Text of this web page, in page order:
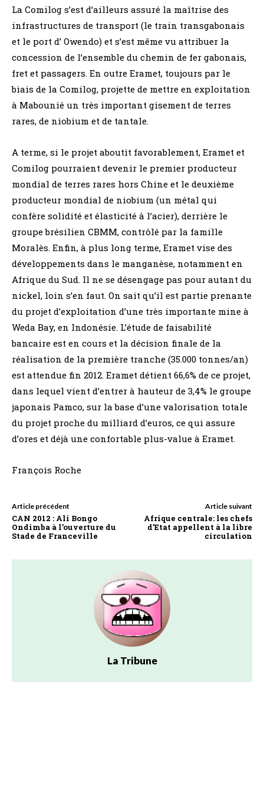
La Comilog s’est d’ailleurs assuré la maîtrise des
infrastructures de transport (le train transgabonais
et le port d’ Owendo) et s’est même vu attribuer la
concession de l’ensemble du chemin de fer gabonais,
fret et passagers. En outre Eramet, toujours par le
biais de la Comilog, projette de mettre en exploitation
à Mabounié un très important gisement de terres
rares, de niobium et de tantale.
A terme, si le projet aboutit favorablement, Eramet et
Comilog pourraient devenir le premier producteur
mondial de terres rares hors Chine et le deuxième
producteur mondial de niobium (un métal qui
confère solidité et élasticité à l’acier), derrière le
groupe brésilien CBMM, contrôlé par la famille
Moralès. Enfin, à plus long terme, Eramet vise des
développements dans le manganèse, notamment en
Afrique du Sud. Il ne se désengage pas pour autant du
nickel, loin s’en faut. On sait qu’il est partie prenante
du projet d’exploitation d’une très importante mine à
Weda Bay, en Indonésie. L’étude de faisabilité
bancaire est en cours et la décision finale de la
réalisation de la première tranche (35.000 tonnes/an)
est attendue fin 2012. Eramet détient 66,6% de ce projet,
dans lequel vient d’entrer à hauteur de 3,4% le groupe
japonais Pamco, sur la base d’une valorisation totale
du projet proche du milliard d’euros, ce qui assure
d’ores et déjà une confortable plus-value à Eramet.
François Roche
Article précédent
CAN 2012 : Ali Bongo
Ondimba à l’ouverture du
Stade de Franceville
Article suivant
Afrique centrale: les chefs
d’Etat appellent à la libre
circulation
La Tribune